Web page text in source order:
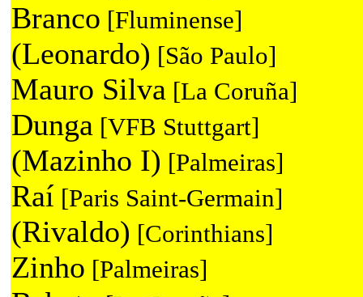
Branco [Fluminense]
(Leonardo) [São Paulo]
Mauro Silva [La Coruña]
Dunga [VFB Stuttgart]
(Mazinho I) [Palmeiras]
Raí [Paris Saint-Germain]
(Rivaldo) [Corinthians]
Zinho [Palmeiras]